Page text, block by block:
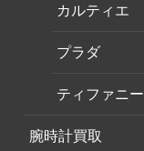
カルティエ
プラダ
ティファニー
腕時計買取